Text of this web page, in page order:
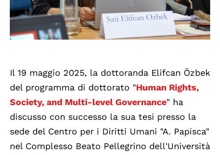
Il 19 maggio 2025, la dottoranda Elifcan Özbek
del programma di dottorato "Human Rights,
Society, and Multi-level Governance" ha
discusso con successo la sua tesi presso la
sede del Centro per i Diritti Umani "A. Papisca"
nel Complesso Beato Pellegrino dell'Università